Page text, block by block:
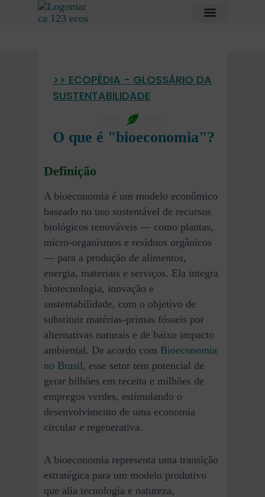
>> ECOPÉDIA - GLOSSÁRIO DA
SUSTENTABILIDADE
O que é "bioeconomia"?
Definição
A bioeconomia é um modelo econômico
baseado no uso sustentável de recursos
biológicos renováveis — como plantas,
micro-organismos e resíduos orgânicos
— para a produção de alimentos,
energia, materiais e serviços. Ela integra
biotecnologia, inovação e
sustentabilidade, com o objetivo de
substituir matérias-primas fósseis por
alternativas naturais e de baixo impacto
ambiental. De acordo com Bioeconomia
no Brasil, esse setor tem potencial de
gerar bilhões em receita e milhões de
empregos verdes, estimulando o
desenvolvimento de uma economia
circular e regenerativa.
A bioeconomia representa uma transição
estratégica para um modelo produtivo
que alia tecnologia e natureza,